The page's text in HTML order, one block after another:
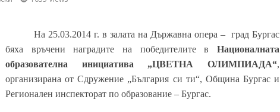
На 25.03.2014 г. в залата на Държавна опера – град Бургас
бяха връчени наградите на победителите в Националната
образователна инициатива „ЦВЕТНА ОЛИМПИАДА“,
организирана от Сдружение „България си ти“, Община Бургас и
Регионален инспекторат по образование – Бургас.